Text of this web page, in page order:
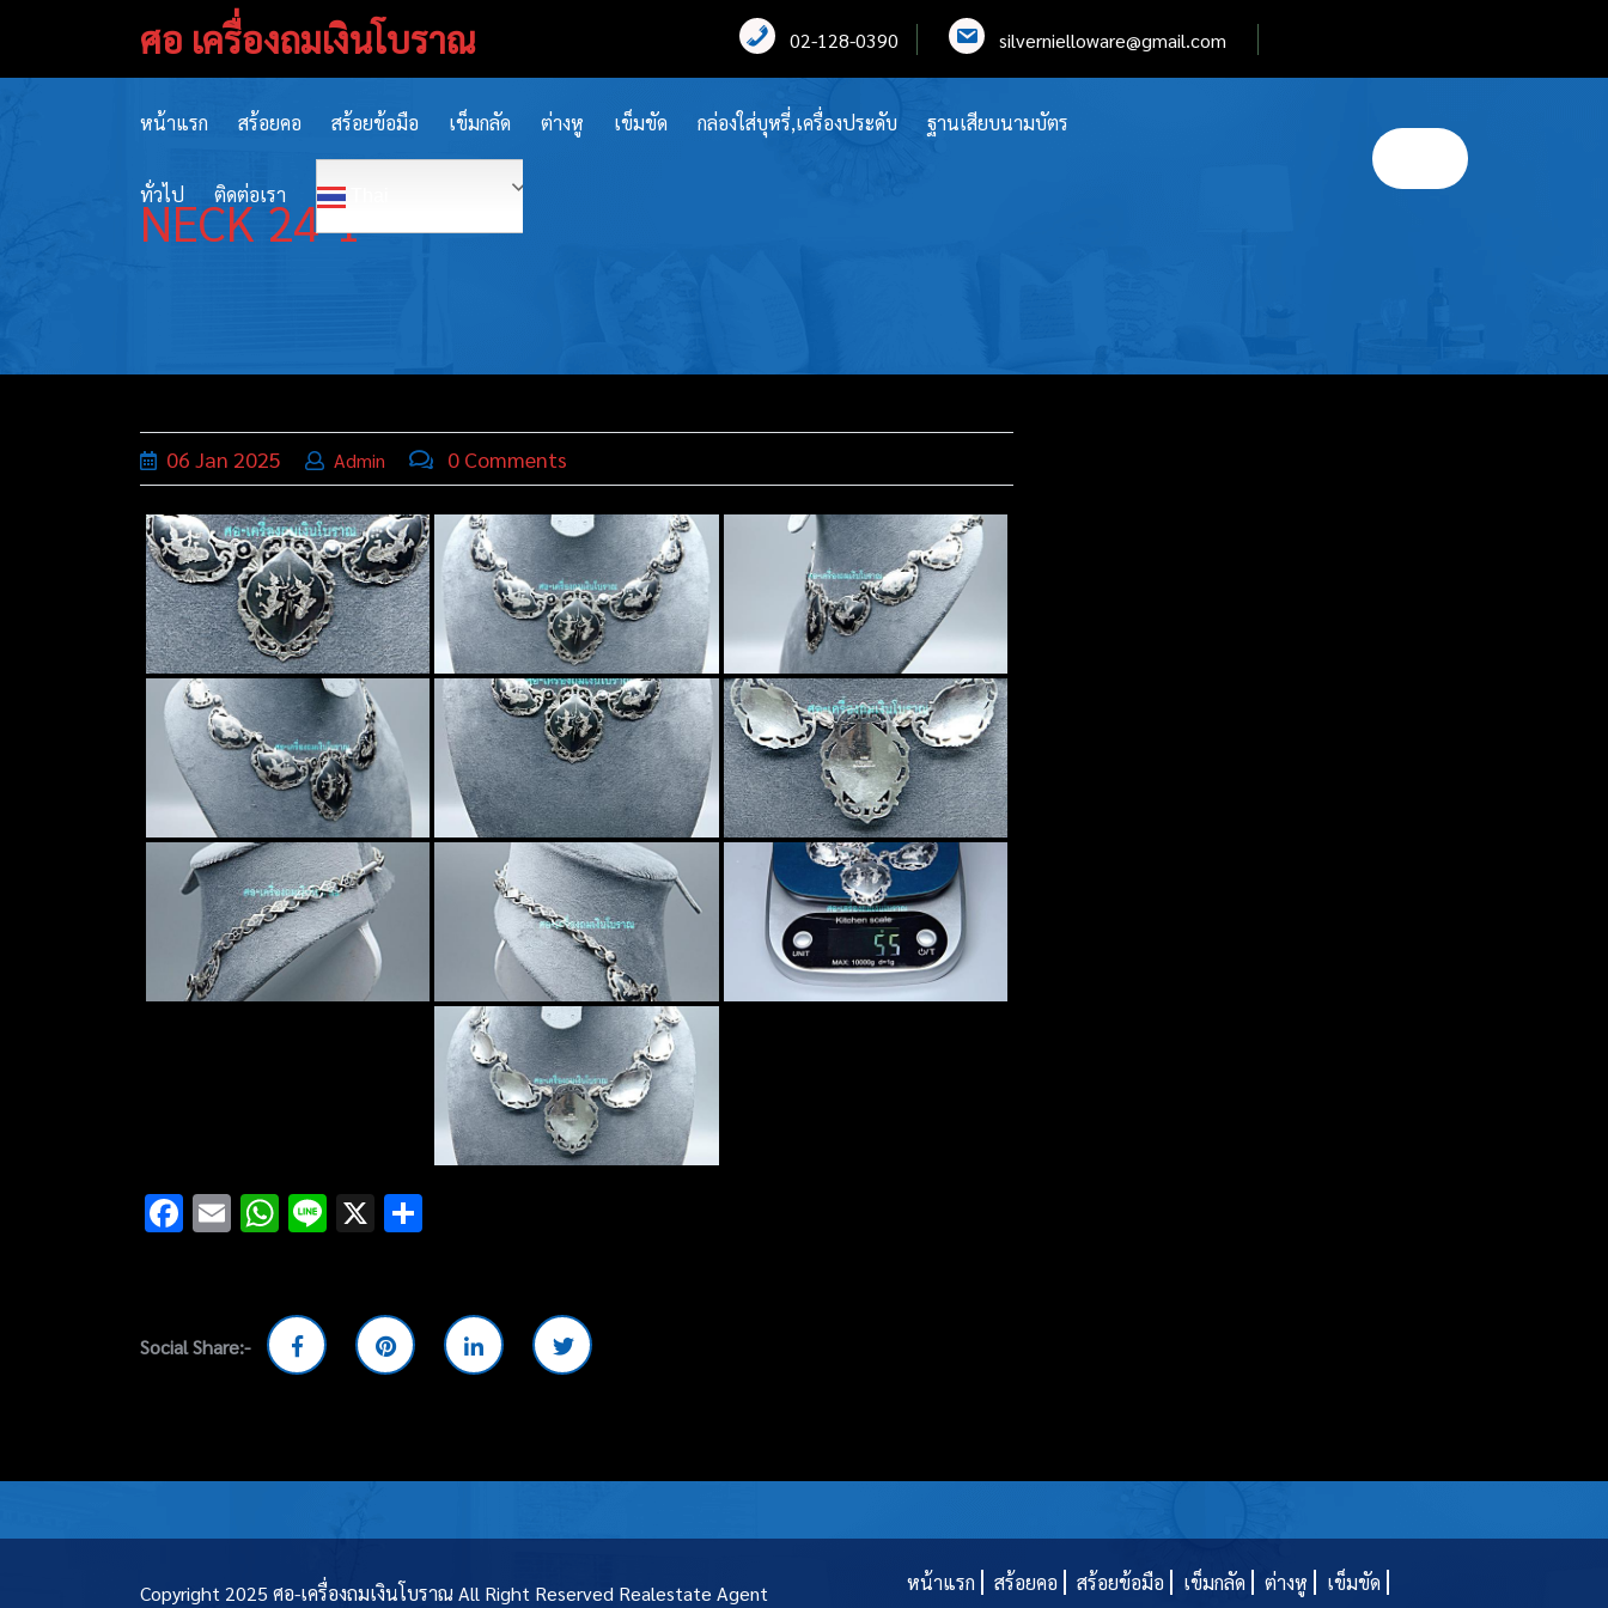
ศอ เครื่องถมเงินโบราณ 02-128-0390 silvernielloware@gmail.com
หน้าแรก สร้อยคอ สร้อยข้อมือ เข็มกลัด ต่างหู เข็มขัด กล่องใส่บุหรี่,เครื่องประดับ ฐานเสียบนามบัตร
ทั่วไป ติดต่อเรา
NECK 24-1
06 Jan 2025 Admin 0 Comments
Facebook
EmailWhatsApp
Line
X
Social Share:-
Copyright 2025 ศอ-เครื่องถมเงินโบราณ All Right Reserved Realestate Agent หน้าแรก สร้อยคอ สร้อยข้อมือ เข็มกลัด ต่างหู เข็มขัด